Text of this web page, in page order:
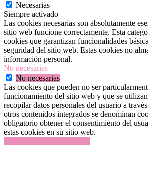
Necesarias
Siempre activado
Las cookies necesarias son absolutamente
sitio web funcione correctamente. Esta
cookies que garantizan funcionalidades
seguridad del sitio web. Estas cookies no
información personal.
No necesarias
No necesarias
Las cookies que pueden no ser
funcionamiento del sitio web y que se
recopilar datos personales del usuario a
otros contenidos integrados se denominan
obligatorio obtener el consentimiento del
estas cookies en su sitio web.